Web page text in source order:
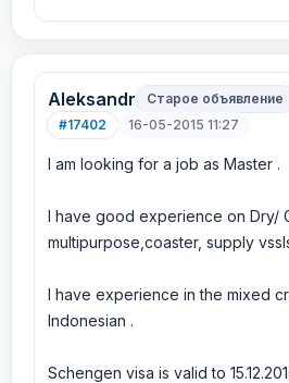
Aleksandr
Старое объявление
#17402
16-05-2015 11:27
I am looking for a job as Master .
I have good experience on Dry/
multipurpose,coaster, supply
I have experience in the mixed
Indonesian .
Schengen visa is valid to